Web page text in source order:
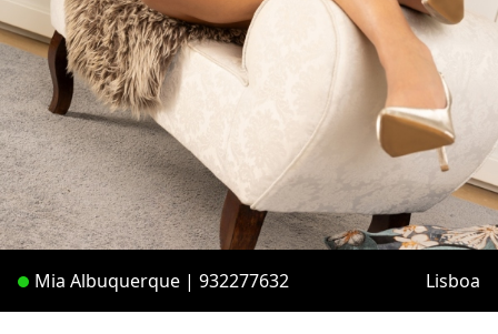
Mia Albuquerque | 932277632 Lisboa